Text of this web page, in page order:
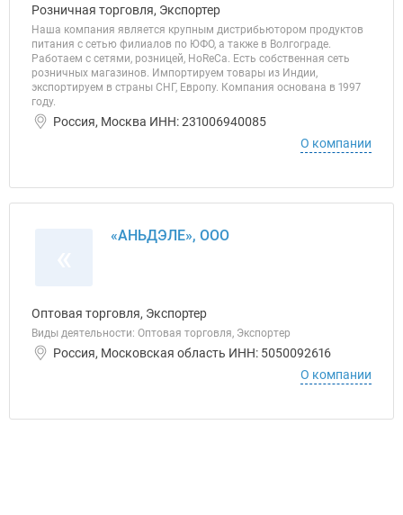
Розничная торговля, Экспортер
Наша компания является крупным дистрибьютором продуктов
питания с сетью филиалов по ЮФО, а также в Волгограде.
Работаем с сетями, розницей, HoReCa. Есть собственная сеть
розничных магазинов. Импортируем товары из Индии,
экспортируем в страны СНГ, Европу. Компания основана в 1997
году.
Россия, Москва ИНН: 231006940085
О компании
«АНЬДЭЛЕ», ООО
Оптовая торговля, Экспортер
Виды деятельности: Оптовая торговля, Экспортер
Россия, Московская область ИНН: 5050092616
О компании